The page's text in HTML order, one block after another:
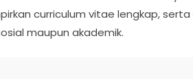
curriculum vitae lengkap,
maupun akademik.